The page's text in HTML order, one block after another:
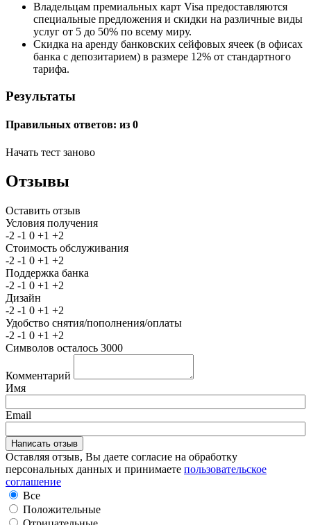
Владельцам премиальных карт Visa предоставляются
специальные предложения и скидки на различные виды
услуг от 5 до 50% по всему миру.
Скидка на аренду банковских сейфовых ячеек (в офисах
банка с депозитарием) в размере 12% от стандартного
тарифа.
Результаты
Правильных ответов: из 0
Начать тест заново
Отзывы
Оставить отзыв
Условия получения
-2 -1 0 +1 +2
Стоимость обслуживания
-2 -1 0 +1 +2
Поддержка банка
-2 -1 0 +1 +2
Дизайн
-2 -1 0 +1 +2
Удобство снятия/пополнения/оплаты
-2 -1 0 +1 +2
Символов осталось 3000
Комментарий
Имя
Email
Оставляя отзыв, Вы даете согласие на обработку
персональных данных и принимаете пользовательское
соглашение
Все
Положительные